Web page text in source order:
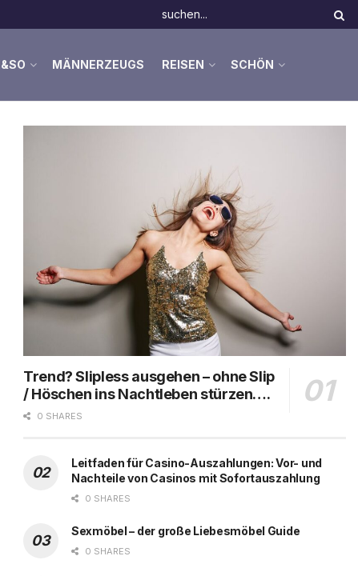
MÄNNERZEUGS REISEN SCHÖN
Trend? Slipless ausgehen – ohne Slip
/ Höschen ins Nachtleben stürzen….
0 SHARES
Leitfaden für Casino-Auszahlungen: Vor- und
Nachteile von Casinos mit Sofortauszahlung
0 SHARES
Sexmöbel – der große Liebesmöbel Guide
0 SHARES